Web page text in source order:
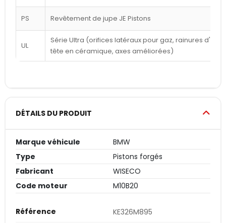
PS Revêtement de jupe JE Pistons
UL
Série Ultra (orifices latéraux pour gaz, rainures
tête en céramique, axes améliorées)
DÉTAILS DU PRODUIT
Marque véhicule
BMW
Type
Pistons forgés
Fabricant
WISECO
Code moteur
M10B20
Référence KE326M895